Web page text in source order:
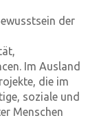
der
Im Ausland
die im
soziale und
Menschen